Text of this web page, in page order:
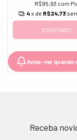
R$95,93 com
4 x de R$24,73
ESGOTADO
Avise-me quando
Receba